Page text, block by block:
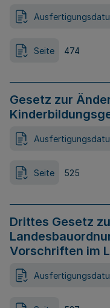
Seite 474
Gesetz zur
Seite 525
Drittes Gesetz
Vorschriften im